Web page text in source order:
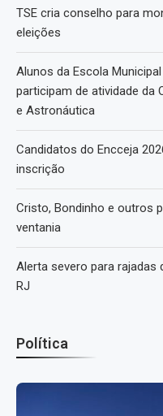
TSE cria conselho para
eleições
Alunos da Escola
participam de atividade da
e Astronáutica
Candidatos do Encceja
inscrição
Cristo, Bondinho e outros
ventania
Alerta severo para rajadas
RJ
Política